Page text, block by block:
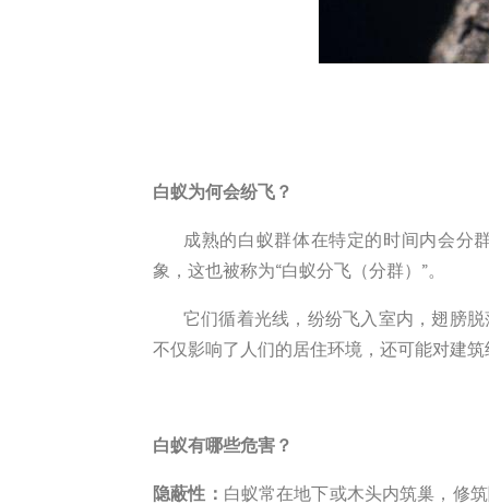
白蚁为何会纷飞？
成熟的白蚁群体在特定的时间内会分
象，这也被称为“白蚁分飞（分群） ”。
它们循着光线，纷纷飞入室内，翅膀
不仅影响了人们的居住环境，还可能对建
白蚁有哪些危害 ？
隐蔽性 ： 白蚁常在地下或木头内筑巢，修